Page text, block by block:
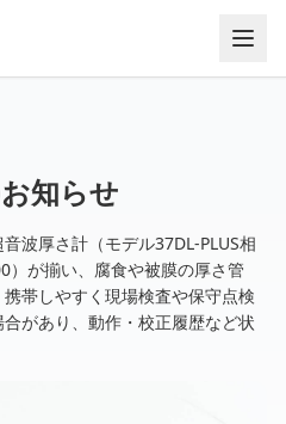
知らせ
波厚さ計（モデル37DL-PLUS相
）が揃い、腐食や被膜の厚さ管
帯しやすく現場検査や保守点検
があり、動作・校正履歴など状